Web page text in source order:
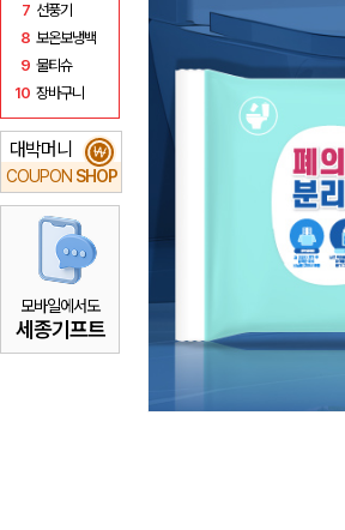
7 선풍기
8 보온보냉백
9 물티슈
10 장바구니
대박머니
COUPON SHOP
₩
모바일에서도
세종기프트